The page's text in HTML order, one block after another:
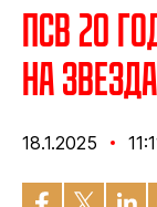
ПСВ 20
на
18.1.2025